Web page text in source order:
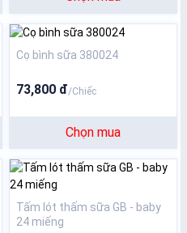
Cọ bình sữa 380024
73,800 đ/Chiếc
Chọn mua
Tấm lót thấm sữa GB - baby
24 miếng